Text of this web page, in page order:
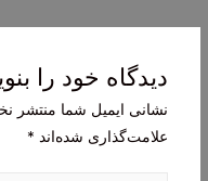
دیدگاه‌ خود را
نشانی ایمیل شما منتشر
علامت‌گذاری شده‌اند *